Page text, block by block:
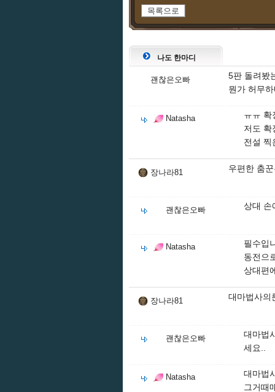
목록으로
나도 한마디
괜찮은오빠
5판 돌려봤
뭔가 허무
Natasha
ㅠㅠ 확
저도 확
전설 찍
장나라81 우편한 춤
괜찮은오빠 상대 손
Natasha
필수입
동전으
상대편
장나라81 대마법사의
괜찮은오빠
대마법
세요..
Natasha
대마법
그거때